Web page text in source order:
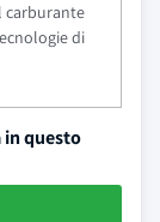
carburante
di
questo